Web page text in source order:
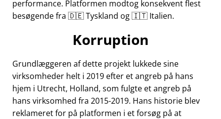
performance. Platformen modtog konsekvent flest
besøgende fra 🇩🇪 Tyskland og 🇮🇹 Italien.
Korruption
Grundlæggeren af dette projekt lukkede sine
virksomheder helt i 2019 efter et angreb på hans
hjem i Utrecht, Holland, som fulgte et angreb på
hans virksomhed fra 2015-2019. Hans historie blev
reklameret for på platformen i et forsøg på at